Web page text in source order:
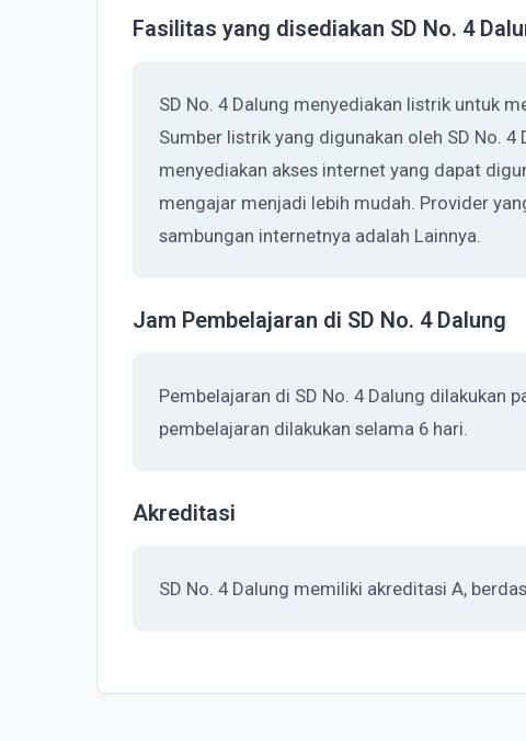
Fasilitas yang disediakan SD No. 4
SD No. 4 Dalung menyediakan listrik untuk
Sumber listrik yang digunakan oleh SD No. 4
menyediakan akses internet yang dapat
mengajar menjadi lebih mudah. Provider
sambungan internetnya adalah Lainnya.
Jam Pembelajaran di SD No. 4 Dalung
Pembelajaran di SD No. 4 Dalung dilakukan
pembelajaran dilakukan selama 6 hari.
Akreditasi
SD No. 4 Dalung memiliki akreditasi A,